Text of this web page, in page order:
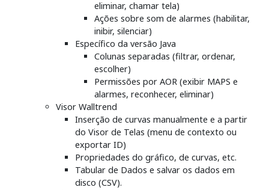
eliminar, chamar tela)
Ações sobre som de alarmes (habilitar,
inibir, silenciar)
Específico da versão Java
Colunas separadas (filtrar, ordenar,
escolher)
Permissões por AOR (exibir MAPS e
alarmes, reconhecer, eliminar)
Visor Walltrend
Inserção de curvas manualmente e a partir
do Visor de Telas (menu de contexto ou
exportar ID)
Propriedades do gráfico, de curvas, etc.
Tabular de Dados e salvar os dados em
disco (CSV).